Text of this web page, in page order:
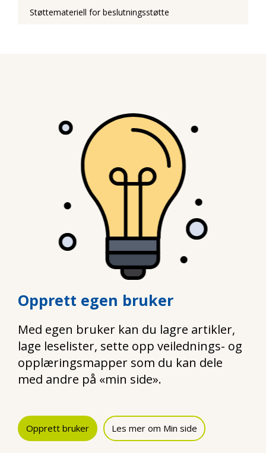
Støttemateriell for beslutningsstøtte
Opprett egen bruker
Med egen bruker kan du lagre artikler,
lage leselister, sette opp veilednings- og
opplæringsmapper som du kan dele
med andre på «min side».
Opprett bruker Les mer om Min side